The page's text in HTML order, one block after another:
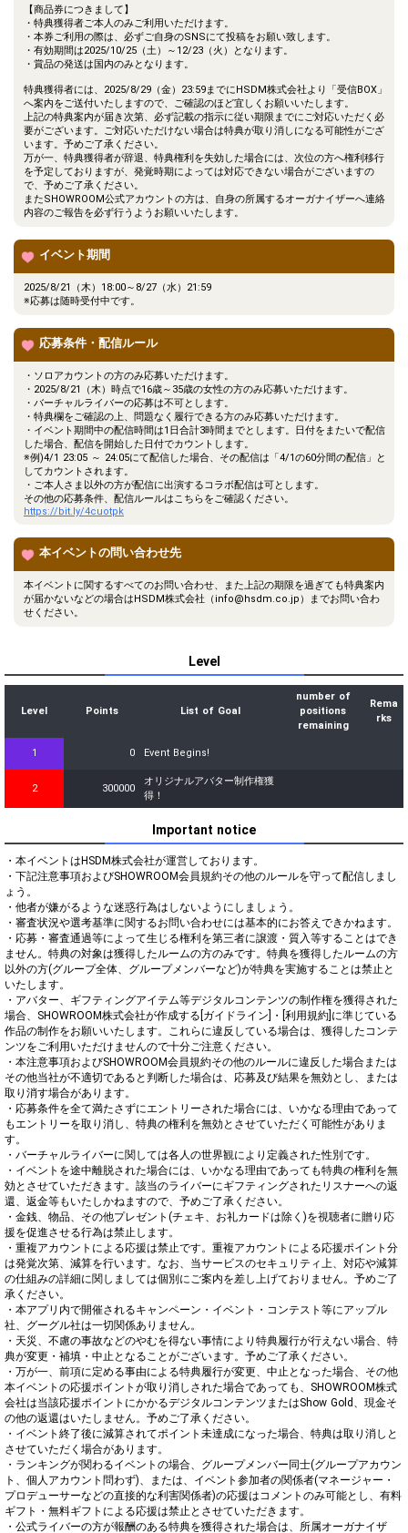
【商品券につきまして】
・特典獲得者ご本人のみご利用いただけます。
・本券ご利用の際は、必ずご自身のSNSにて投稿をお願い致します。
・有効期間は2025/10/25（土）～12/23（火）となります。
・賞品の発送は国内のみとなります。
特典獲得者には、2025/8/29（金）23:59までにHSDM株式会社より「受信BOX」
へ案内をご送付いたしますので、ご確認のほど宜しくお願いいたします。
上記の特典案内が届き次第、必ず記載の指示に従い期限までにご対応いただく必
要がございます。ご対応いただけない場合は特典が取り消しになる可能性がござ
います。予めご了承ください。
万が一、特典獲得者が辞退、特典権利を失効した場合には、次位の方へ権利移行
を予定しておりますが、発覚時期によっては対応できない場合がございますの
で、予めご了承ください。
またSHOWROOM公式アカウントの方は、自身の所属するオーガナイザーへ連絡
内容のご報告を必ず行うようお願いいたします。
イベント期間
2025/8/21（木）18:00～8/27（水）21:59
※応募は随時受付中です。
応募条件・配信ルール
・ソロアカウントの方のみ応募いただけます。
・2025/8/21（木）時点で16歳～35歳の女性の方のみ応募いただけます。
・バーチャルライバーの応募は不可とします。
・特典欄をご確認の上、問題なく履行できる方のみ応募いただけます。
・イベント期間中の配信時間は1日合計3時間までとします。日付をまたいで配信
した場合、配信を開始した日付でカウントします。
※例)4/1 23:05 ～ 24:05にて配信した場合、その配信は「4/1の60分間の配信」と
してカウントされます。
・ご本人さま以外の方が配信に出演するコラボ配信は可とします。
その他の応募条件、配信ルールはこちらをご確認ください。
https://bit.ly/4cuotpk
本イベントの問い合わせ先
本イベントに関するすべてのお問い合わせ、また上記の期限を過ぎても特典案内
が届かないなどの場合はHSDM株式会社（info@hsdm.co.jp）までお問い合わ
せください。
Level
Level Points List of Goal
number of
positions
remaining
Rema
rks
1 0 Event Begins!
2 300000
オリジナルアバター制作権獲
得！
Important notice
・本イベントはHSDM株式会社が運営しております。
・下記注意事項およびSHOWROOM会員規約その他のルールを守って配信しまし
ょう。
・他者が嫌がるような迷惑行為はしないようにしましょう。
・審査状況や選考基準に関するお問い合わせには基本的にお答えできかねます。
・応募・審査通過等によって生じる権利を第三者に譲渡・質入等することはでき
ません。特典の対象は獲得したルームの方のみです。特典を獲得したルームの方
以外の方(グループ全体、グループメンバーなど)が特典を実施することは禁止と
いたします。
・アバター、ギフティングアイテム等デジタルコンテンツの制作権を獲得された
場合、SHOWROOM株式会社が作成する[ガイドライン]・[利用規約]に準じている
作品の制作をお願いいたします。これらに違反している場合は、獲得したコンテ
ンツをご利用いただけませんので十分ご注意ください。
・本注意事項およびSHOWROOM会員規約その他のルールに違反した場合または
その他当社が不適切であると判断した場合は、応募及び結果を無効とし、または
取り消す場合があります。
・応募条件を全て満たさずにエントリーされた場合には、いかなる理由であって
もエントリーを取り消し、特典の権利を無効とさせていただく可能性がありま
す。
・バーチャルライバーに関しては各人の世界観により定義された性別です。
・イベントを途中離脱された場合には、いかなる理由であっても特典の権利を無
効とさせていただきます。該当のライバーにギフティングされたリスナーへの返
還、返金等もいたしかねますので、予めご了承ください。
・金銭、物品、その他プレゼント(チェキ、お礼カードは除く)を視聴者に贈り応
援を促進させる行為は禁止します。
・重複アカウントによる応援は禁止です。重複アカウントによる応援ポイント分
は発覚次第、減算を行います。なお、当サービスのセキュリティ上、対応や減算
の仕組みの詳細に関しましては個別にご案内を差し上げておりません。予めご了
承ください。
・本アプリ内で開催されるキャンペーン・イベント・コンテスト等にアップル
社、グーグル社は一切関係ありません。
・天災、不慮の事故などのやむを得ない事情により特典履行が行えない場合、特
典が変更・補填・中止となることがございます。予めご了承ください。
・万が一、前項に定める事由による特典履行が変更、中止となった場合、その他
本イベントの応援ポイントが取り消しされた場合であっても、SHOWROOM株式
会社は当該応援ポイントにかかるデジタルコンテンツまたはShow Gold、現金そ
の他の返還はいたしません。予めご了承ください。
・イベント終了後に減算されてポイント未達成になった場合、特典は取り消しと
させていただく場合があります。
・ランキングが関わるイベントの場合、グループメンバー同士(グループアカウン
ト、個人アカウント問わず)、または、イベント参加者の関係者(マネージャー・
プロデューサーなどの直接的な利害関係者)の応援はコメントのみ可能とし、有料
ギフト・無料ギフトによる応援は禁止とさせていただきます。
・公式ライバーの方が報酬のある特典を獲得された場合は、所属オーガナイザ